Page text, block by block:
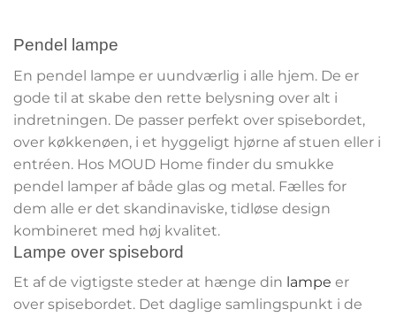
Pendel lampe
En pendel lampe er uundværlig i alle hjem. De er
gode til at skabe den rette belysning over alt i
indretningen. De passer perfekt over spisebordet,
over køkkenøen, i et hyggeligt hjørne af stuen eller i
entréen. Hos MOUD Home finder du smukke
pendel lamper af både glas og metal. Fælles for
dem alle er det skandinaviske, tidløse design
kombineret med høj kvalitet.
Lampe over spisebord
Et af de vigtigste steder at hænge din lampe er
over spisebordet. Det daglige samlingspunkt i de